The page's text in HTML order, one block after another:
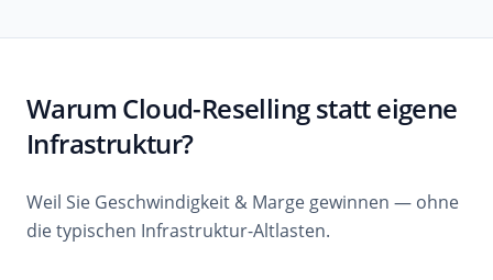
Warum Cloud-Reselling statt eigene
Infrastruktur?
Weil Sie Geschwindigkeit & Marge gewinnen — ohne
die typischen Infrastruktur-Altlasten.